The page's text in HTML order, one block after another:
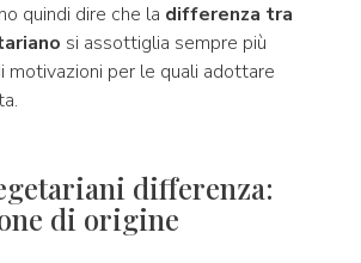
quindi dire che la differenza tra
si assottiglia sempre più
motivazioni per le quali adottare
differenza:
di origine